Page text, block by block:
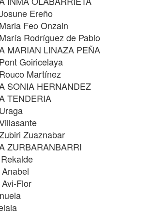
Ereño
Feo Onzain
Rodríguez de Pablo
MARIAN LINAZA PEÑA
Goiricelaya
Martínez
SONIA HERNANDEZ
TENDERIA
Zuaznabar
ZURBARANBARRI
Flor